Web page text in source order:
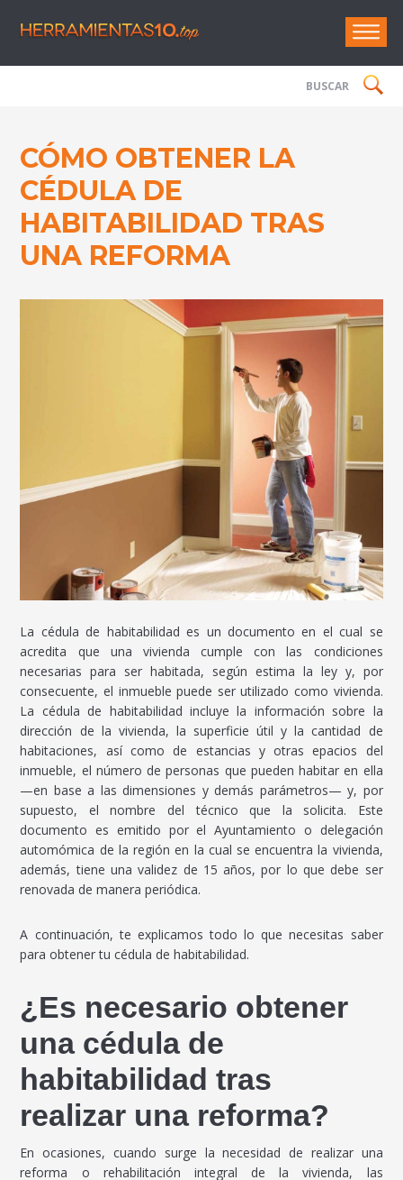
CÓMO OBTENER LA
CÉDULA DE
HABITABILIDAD TRAS
UNA REFORMA
La cédula de habitabilidad es un documento en el cual se
acredita que una vivienda cumple con las condiciones
necesarias para ser habitada, según estima la ley y, por
consecuente, el inmueble puede ser utilizado como vivienda.
La cédula de habitabilidad incluye la información sobre la
dirección de la vivienda, la superficie útil y la cantidad de
habitaciones, así como de estancias y otras epacios del
inmueble, el número de personas que pueden habitar en ella
—en base a las dimensiones y demás parámetros— y, por
supuesto, el nombre del técnico que la solicita. Este
documento es emitido por el Ayuntamiento o delegación
automómica de la región en la cual se encuentra la vivienda,
además, tiene una validez de 15 años, por lo que debe ser
renovada de manera periódica.
A continuación, te explicamos todo lo que necesitas saber
para obtener tu cédula de habitabilidad.
¿Es necesario obtener
una cédula de
habitabilidad tras
realizar una reforma?
En ocasiones, cuando surge la necesidad de realizar una
reforma o rehabilitación integral de la vivienda, las